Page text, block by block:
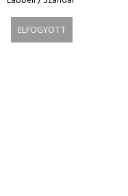
ELFOGYOTT